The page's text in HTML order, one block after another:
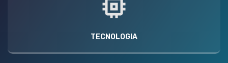
TECNOLOGIA